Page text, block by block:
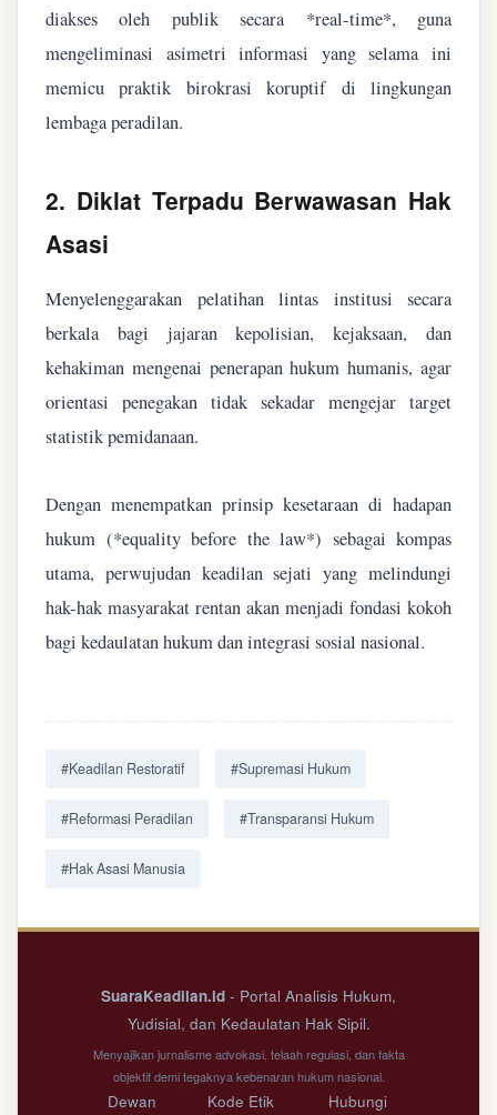
diakses oleh publik secara *real-time*, guna
mengeliminasi asimetri informasi yang selama ini
memicu praktik birokrasi koruptif di lingkungan
lembaga peradilan.
2. Diklat Terpadu Berwawasan Hak
Asasi
Menyelenggarakan pelatihan lintas institusi secara
berkala bagi jajaran kepolisian, kejaksaan, dan
kehakiman mengenai penerapan hukum humanis, agar
orientasi penegakan tidak sekadar mengejar target
statistik pemidanaan.
Dengan menempatkan prinsip kesetaraan di hadapan
hukum (*equality before the law*) sebagai kompas
utama, perwujudan keadilan sejati yang melindungi
hak-hak masyarakat rentan akan menjadi fondasi kokoh
bagi kedaulatan hukum dan integrasi sosial nasional.
#Keadilan Restoratif #Supremasi Hukum
#Reformasi Peradilan #Transparansi Hukum
#Hak Asasi Manusia
SuaraKeadilan.id - Portal Analisis Hukum,
Yudisial, dan Kedaulatan Hak Sipil.
Menyajikan jurnalisme advokasi, telaah regulasi, dan fakta
objektif demi tegaknya kebenaran hukum nasional.
Dewan Kode Etik Hubungi